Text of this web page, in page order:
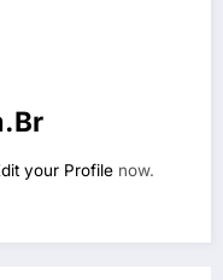
your Profile now.